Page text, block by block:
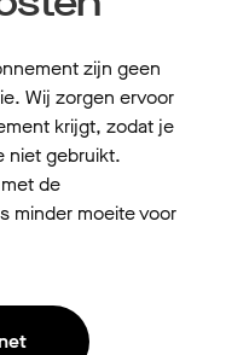
zijn geen
Wij zorgen ervoor
krijgt, zodat je
niet gebruikt.
de
minder moeite voor